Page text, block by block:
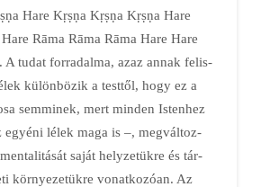
Hare Kṛṣṇa Kṛṣṇa Kṛṣṇa Hare
Rāma Rāma Rāma Hare Hare
A tudat for­radal­ma, azaz annak fel­is­
kü­lön­bözik a testtől, hogy ez a
sem­minek, mert min­den Istenhez
egyéni lélek maga is –, meg­vál­toz­
saját hely­ze­tükre és tár­
kör­nye­ze­tükre vo­nat­­ko­­zóan. Az